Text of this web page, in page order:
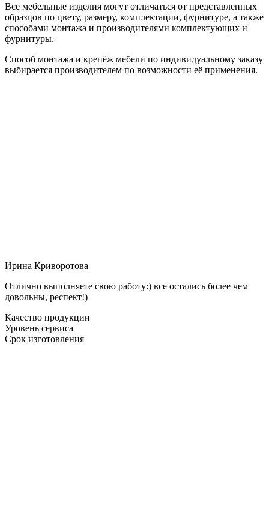
Все мебельные изделия могут отличаться от представленных
образцов по цвету, размеру, комплектации, фурнитуре, а также
способами монтажа и производителями комплектующих и
фурнитуры.
Способ монтажа и крепёж мебели по индивидуальному заказу
выбирается производителем по возможности её применения.
Ирина Криворотова
Отлично выполняете свою работу:) все остались более чем
довольны, респект!)
Качество продукции
Уровень сервиса
Срок изготовления